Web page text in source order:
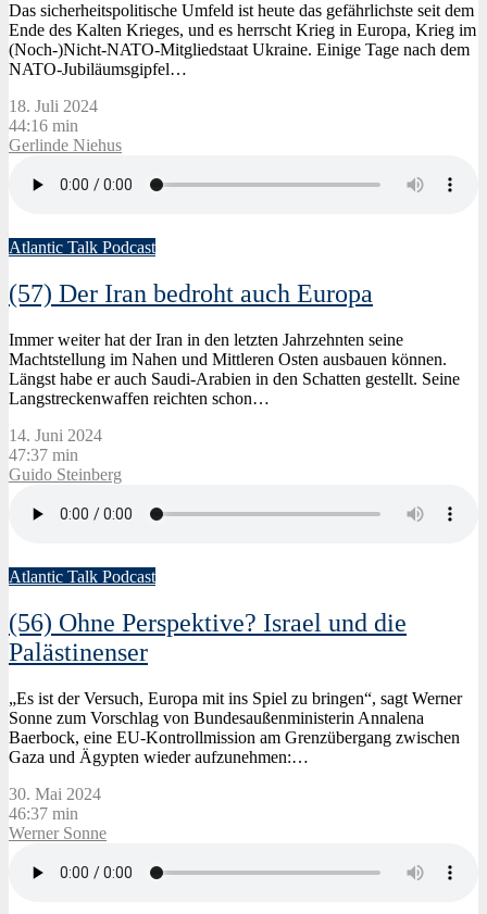
Das sicherheitspolitische Umfeld ist heute das gefährlichste seit dem
Ende des Kalten Krieges, und es herrscht Krieg in Europa, Krieg im
(Noch-)Nicht-NATO-Mitgliedstaat Ukraine. Einige Tage nach dem
NATO-Jubiläumsgipfel…
18. Juli 2024
44:16 min
Gerlinde Niehus
Atlantic Talk Podcast
(57) Der Iran bedroht auch Europa
Immer weiter hat der Iran in den letzten Jahrzehnten seine
Machtstellung im Nahen und Mittleren Osten ausbauen können.
Längst habe er auch Saudi-Arabien in den Schatten gestellt. Seine
Langstreckenwaffen reichten schon…
14. Juni 2024
47:37 min
Guido Steinberg
Atlantic Talk Podcast
(56) Ohne Perspektive? Israel und die
Palästinenser
„Es ist der Versuch, Europa mit ins Spiel zu bringen“, sagt Werner
Sonne zum Vorschlag von Bundesaußenministerin Annalena
Baerbock, eine EU-Kontrollmission am Grenzübergang zwischen
Gaza und Ägypten wieder aufzunehmen:…
30. Mai 2024
46:37 min
Werner Sonne